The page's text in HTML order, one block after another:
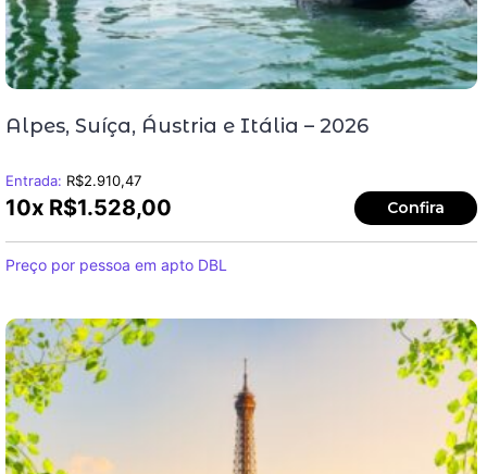
Alpes, Suíça, Áustria e Itália – 2026
Entrada: R$2.910,47
10x R$1.528,00 Confira
Preço por pessoa em apto DBL